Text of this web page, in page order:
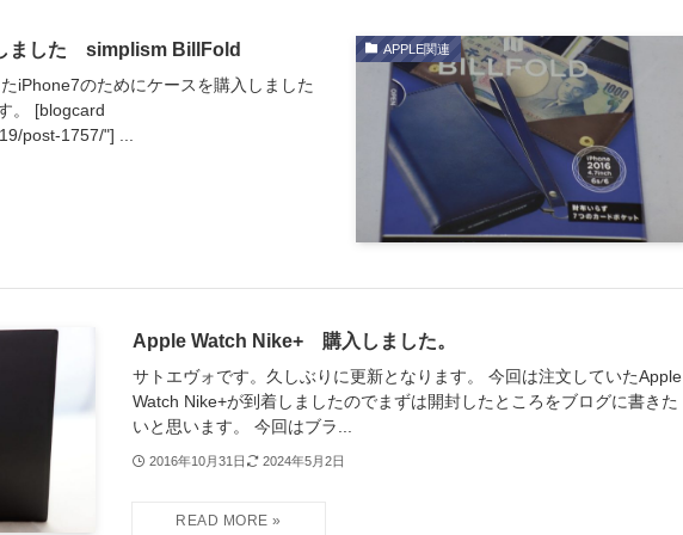
APPLE関連
ました simplism BillFold
iPhone7のためにケースを購入しました
。 [blogcard
post-1757/"] ...
Apple Watch Nike+ 購入しました。
サトエヴォです。久しぶりに更新となります。 今回は注文していたApple
Watch Nike+が到着しましたのでまずは開封したところをブログに書きた
いと思います。 今回はブラ...
2016年10月31日 2024年5月2日